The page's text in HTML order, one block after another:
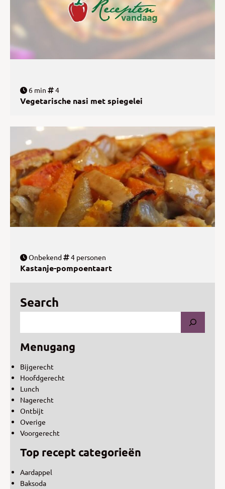
6 min 4
Vegetarische nasi met spiegelei
Onbekend 4 personen
Kastanje-pompoentaart
Search
Menugang
Bijgerecht
Hoofdgerecht
Lunch
Nagerecht
Ontbijt
Overige
Voorgerecht
Top recept categorieën
Aardappel
Baksoda